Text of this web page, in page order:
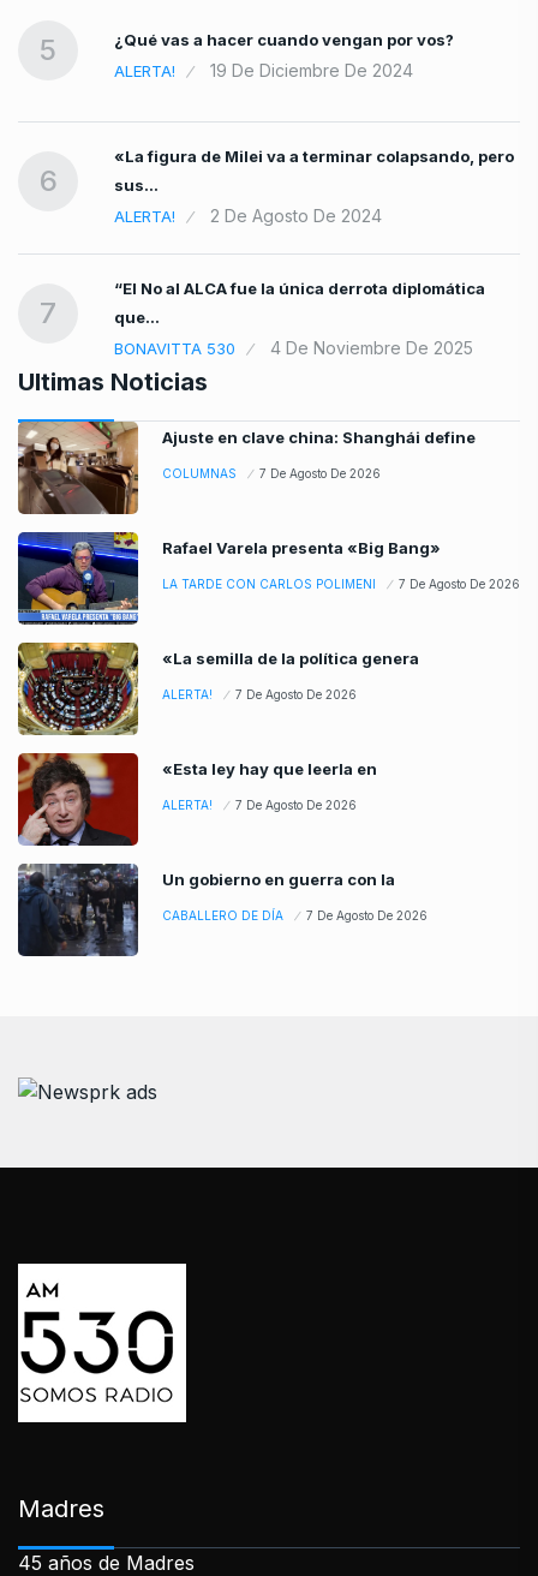
5
¿Qué vas a hacer cuando vengan por vos?
ALERTA!
19 De Diciembre De 2024
6
«La figura de Milei va a terminar colapsando, pero
sus…
ALERTA!
2 De Agosto De 2024
7
“El No al ALCA fue la única derrota diplomática
que…
BONAVITTA 530
4 De Noviembre De 2025
Ultimas Noticias
Ajuste en clave china: Shanghái define
COLUMNAS 7 De Agosto De 2026
Rafael Varela presenta «Big Bang»
LA TARDE CON CARLOS POLIMENI 7 De Agosto De 2026
«La semilla de la política genera
ALERTA! 7 De Agosto De 2026
«Esta ley hay que leerla en
ALERTA! 7 De Agosto De 2026
Un gobierno en guerra con la
CABALLERO DE DÍA 7 De Agosto De 2026
Madres
45 años de Madres